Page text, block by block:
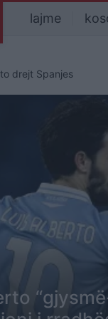
lajme
drejt Spanjes